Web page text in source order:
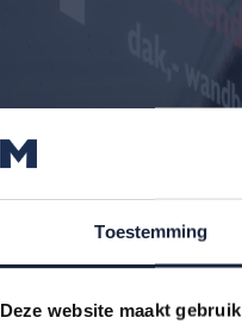
Toestemming
Deze website maakt